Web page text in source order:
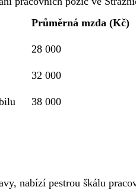
Průměrná mzda (Kč)
28 000
32 000
38 000
nabízí pestrou škálu